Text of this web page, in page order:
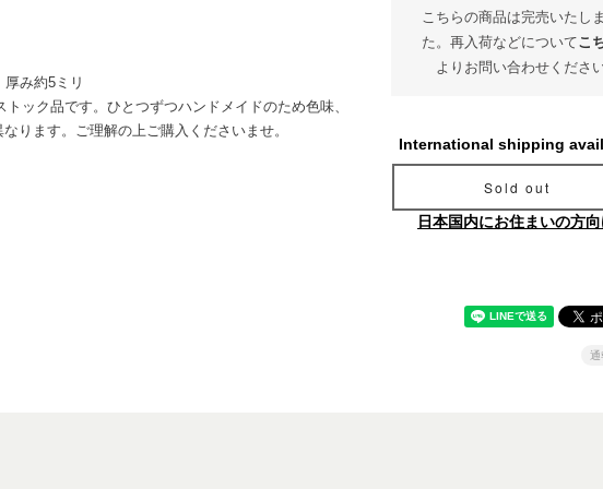
み約5ミリ
ック品です。ひとつずつハンドメイドのため色味、
ります。ご理解の上ご購入くださいませ。
こちらの商品は完売いたし
た。再入荷などについてこ
よりお問い合わせください
International shipping
Sold out
日本国内にお住まいの方
通